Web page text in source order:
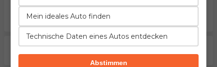
melden Sie sich an , damit Ihr Kommentar
veröffentlicht wird
Aktuell gibt es noch keine Kommentare. Seien sie der
erste der dies kommentiert.
Mein ideales Auto finden
Technische Daten eines Autos entdecken
Abstimmen